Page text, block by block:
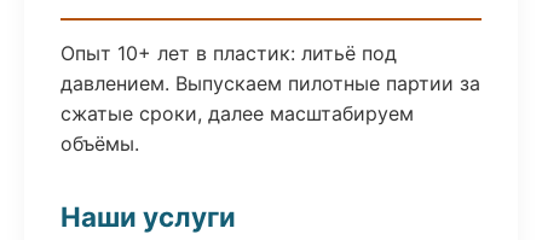
Опыт 10+ лет в пластик: литьё под
давлением. Выпускаем пилотные партии за
сжатые сроки, далее масштабируем
объёмы.
Наши услуги